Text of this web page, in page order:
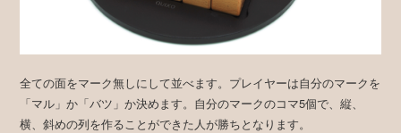
全ての面をマーク無しにして並べます。プレイヤーは自分のマークを
「マル」か「バツ」か決めます。自分のマークのコマ5個で、縦、
横、斜めの列を作ることができた人が勝ちとなります。